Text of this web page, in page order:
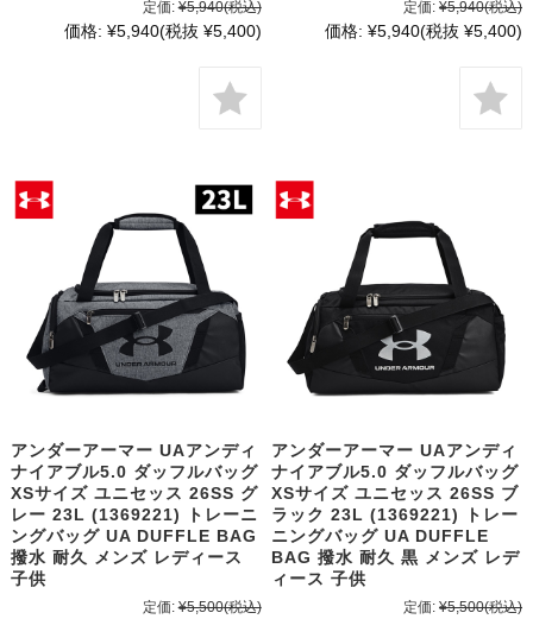
定価: ¥5,940(税込)
価格: ¥5,940(税抜 ¥5,400)
定価: ¥5,940(税込)
価格: ¥5,940(税抜 ¥5,400)
アンダーアーマー UAアンディ
ナイアブル5.0 ダッフルバッグ
XSサイズ ユニセッス 26SS グ
レー 23L (1369221) トレーニ
ングバッグ UA DUFFLE BAG
撥水 耐久 メンズ レディース
子供
定価: ¥5,500(税込)
アンダーアーマー UAアンディ
ナイアブル5.0 ダッフルバッグ
XSサイズ ユニセッス 26SS ブ
ラック 23L (1369221) トレー
ニングバッグ UA DUFFLE
BAG 撥水 耐久 黒 メンズ レデ
ィース 子供
定価: ¥5,500(税込)